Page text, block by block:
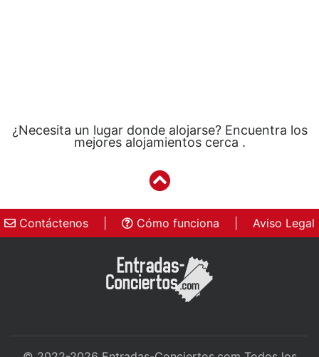
¿Necesita un lugar donde alojarse? Encuentra los
mejores alojamientos cerca .
Contáctenos Cómo funciona Aviso Legal